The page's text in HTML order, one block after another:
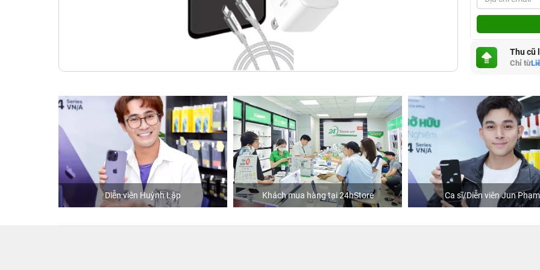
Thu cũ
Chỉ từ
Diễn viên Huỳnh Lập Khách mua hàng tại 24hStore Ca sĩ/Diễn viên Jun Phạm